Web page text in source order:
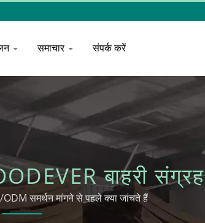
समाचार संपर्क करें
बाहरी संग्रह
ODM समर्थन मांगने से पहले क्या जांचते हैं